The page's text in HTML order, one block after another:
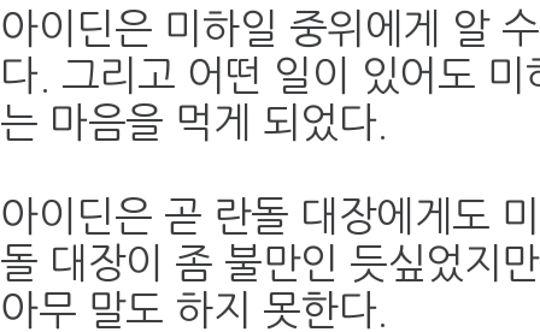
아이딘은 미하일 중위에게 알
다. 그리고 어떤 일이 있어도
는 마음을 먹게 되었다.
아이딘은 곧 란돌 대장에게도
돌 대장이 좀 불만인 듯싶었지
아무 말도 하지 못한다.